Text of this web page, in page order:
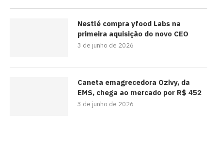
Nestlé compra yfood Labs na
primeira aquisição do novo CEO
3 de junho de 2026
Caneta emagrecedora Ozivy, da
EMS, chega ao mercado por R$ 452
3 de junho de 2026